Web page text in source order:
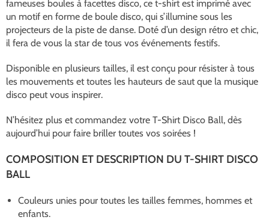
fameuses boules à facettes disco, ce t-shirt est imprimé avec
un motif en forme de boule disco, qui s’illumine sous les
projecteurs de la piste de danse. Doté d’un design rétro et chic,
il fera de vous la star de tous vos événements festifs.
Disponible en plusieurs tailles, il est conçu pour résister à tous
les mouvements et toutes les hauteurs de saut que la musique
disco peut vous inspirer.
N’hésitez plus et commandez votre T-Shirt Disco Ball, dès
aujourd’hui pour faire briller toutes vos soirées !
COMPOSITION ET DESCRIPTION DU T-SHIRT DISCO
BALL
Couleurs unies pour toutes les tailles femmes, hommes et
enfants.